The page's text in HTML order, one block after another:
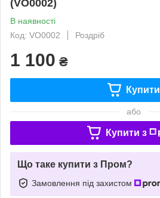
(VO0002)
В наявності
Код: VO0002
Роздріб
1 100 ₴
Купити
або
Купити з
Що таке купити з Пром?
Замовлення під захистом